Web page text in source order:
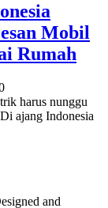
Mobil
Rumah
harus nunggu
ajang Indonesia
and